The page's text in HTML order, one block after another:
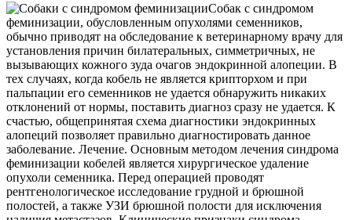
Собак с синдромом
феминизации, обусловленным опухолями семенников,
обычно приводят на обследование к ветеринарному врачу для
установления причин билатеральных, симметричных, не
вызывающих кожного зуда очагов эндокринной алопеции. В
тех случаях, когда кобель не является крипторхом и при
пальпации его семенников не удается обнаружить никаких
отклонений от нормы, поставить диагноз сразу не удается. К
счастью, общепринятая схема диагностики эндокринных
алопеций позволяет правильно диагностировать данное
заболевание. Лечение. Основным методом лечения синдрома
феминизации кобелей является хирургическое удаление
опухоли семенника. Перед операцией проводят
рентгенологическое исследование грудной и брюшной
полостей, а также УЗИ брюшной полости для исключения